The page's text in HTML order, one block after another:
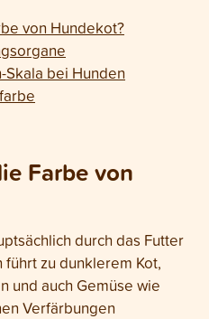
von Hundekot?
bei Hunden
Farbe von
durch das Futter
zu dunklerem Kot,
und auch Gemüse wie
Verfärbungen